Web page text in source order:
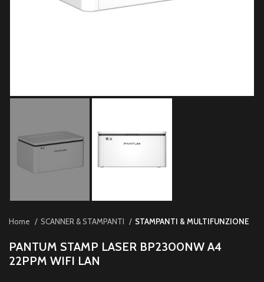
Home SCANNER & STAMPANTI STAMPANTI & MULTIFUNZIONE
PANTUM STAMP LASER BP2300NW A4
22PPM WIFI LAN